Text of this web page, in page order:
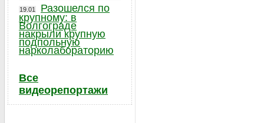
19.01
Разошелся по
крупному: в
Волгограде
накрыли крупную
подпольную
нарколабораторию
Все
видеорепортажи